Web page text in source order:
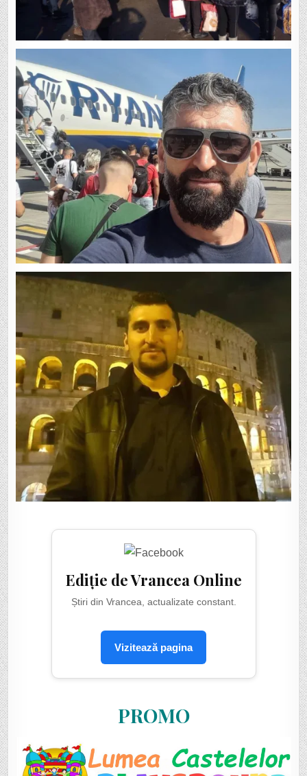
Ediție de Vrancea Online
Știri din Vrancea, actualizate constant.
Vizitează pagina
PROMO